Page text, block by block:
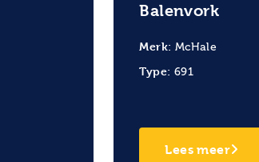
Balenvork
Merk: McHale
Type: 691
Lees meer